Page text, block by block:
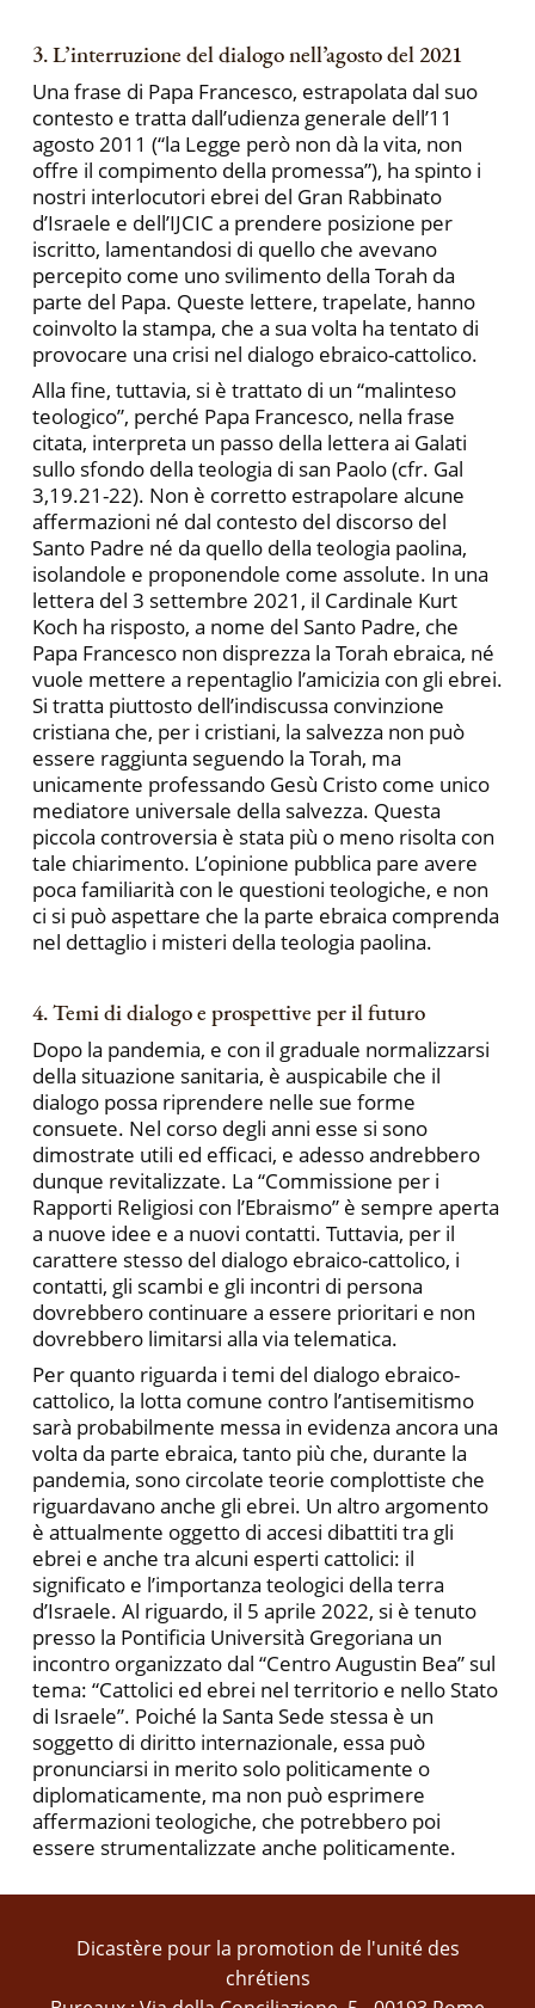
3. L’interruzione del dialogo nell’agosto del 2021
Una frase di Papa Francesco, estrapolata dal suo
contesto e tratta dall’udienza generale dell’11
agosto 2011 (“la Legge però non dà la vita, non
offre il compimento della promessa”), ha spinto i
nostri interlocutori ebrei del Gran Rabbinato
d’Israele e dell’IJCIC a prendere posizione per
iscritto, lamentandosi di quello che avevano
percepito come uno svilimento della Torah da
parte del Papa. Queste lettere, trapelate, hanno
coinvolto la stampa, che a sua volta ha tentato di
provocare una crisi nel dialogo ebraico-cattolico.
Alla fine, tuttavia, si è trattato di un “malinteso
teologico”, perché Papa Francesco, nella frase
citata, interpreta un passo della lettera ai Galati
sullo sfondo della teologia di san Paolo (cfr. Gal
3,19.21-22). Non è corretto estrapolare alcune
affermazioni né dal contesto del discorso del
Santo Padre né da quello della teologia paolina,
isolandole e proponendole come assolute. In una
lettera del 3 settembre 2021, il Cardinale Kurt
Koch ha risposto, a nome del Santo Padre, che
Papa Francesco non disprezza la Torah ebraica, né
vuole mettere a repentaglio l’amicizia con gli ebrei.
Si tratta piuttosto dell’indiscussa convinzione
cristiana che, per i cristiani, la salvezza non può
essere raggiunta seguendo la Torah, ma
unicamente professando Gesù Cristo come unico
mediatore universale della salvezza. Questa
piccola controversia è stata più o meno risolta con
tale chiarimento. L’opinione pubblica pare avere
poca familiarità con le questioni teologiche, e non
ci si può aspettare che la parte ebraica comprenda
nel dettaglio i misteri della teologia paolina.
4. Temi di dialogo e prospettive per il futuro
Dopo la pandemia, e con il graduale normalizzarsi
della situazione sanitaria, è auspicabile che il
dialogo possa riprendere nelle sue forme
consuete. Nel corso degli anni esse si sono
dimostrate utili ed efficaci, e adesso andrebbero
dunque revitalizzate. La “Commissione per i
Rapporti Religiosi con l’Ebraismo” è sempre aperta
a nuove idee e a nuovi contatti. Tuttavia, per il
carattere stesso del dialogo ebraico-cattolico, i
contatti, gli scambi e gli incontri di persona
dovrebbero continuare a essere prioritari e non
dovrebbero limitarsi alla via telematica.
Per quanto riguarda i temi del dialogo ebraico-
cattolico, la lotta comune contro l’antisemitismo
sarà probabilmente messa in evidenza ancora una
volta da parte ebraica, tanto più che, durante la
pandemia, sono circolate teorie complottiste che
riguardavano anche gli ebrei. Un altro argomento
è attualmente oggetto di accesi dibattiti tra gli
ebrei e anche tra alcuni esperti cattolici: il
significato e l’importanza teologici della terra
d’Israele. Al riguardo, il 5 aprile 2022, si è tenuto
presso la Pontificia Università Gregoriana un
incontro organizzato dal “Centro Augustin Bea” sul
tema: “Cattolici ed ebrei nel territorio e nello Stato
di Israele”. Poiché la Santa Sede stessa è un
soggetto di diritto internazionale, essa può
pronunciarsi in merito solo politicamente o
diplomaticamente, ma non può esprimere
affermazioni teologiche, che potrebbero poi
essere strumentalizzate anche politicamente.
Dicastère pour la promotion de l'unité des
chrétiens